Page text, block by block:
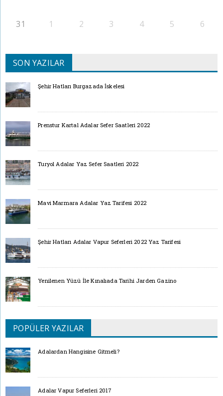
31 1 2 3 4 5 6
SON YAZILAR
Şehir Hatları Burgazada İskelesi
Prenstur Kartal Adalar Sefer Saatleri 2022
Turyol Adalar Yaz Sefer Saatleri 2022
Mavi Marmara Adalar Yaz Tarifesi 2022
Şehir Hatları Adalar Vapur Seferleri 2022 Yaz Tarifesi
Yenilenen Yüzü İle Kınalıada Tarihi Jarden Gazino
POPÜLER YAZILAR
Adalardan Hangisine Gitmeli?
Adalar Vapur Seferleri 2017